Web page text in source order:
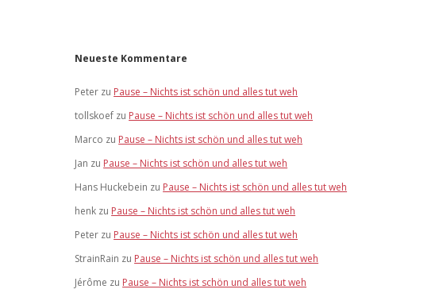
Neueste Kommentare
Peter zu Pause – Nichts ist schön und alles tut weh
tollskoef zu Pause – Nichts ist schön und alles tut weh
Marco zu Pause – Nichts ist schön und alles tut weh
Jan zu Pause – Nichts ist schön und alles tut weh
Hans Huckebein zu Pause – Nichts ist schön und alles tut weh
henk zu Pause – Nichts ist schön und alles tut weh
Peter zu Pause – Nichts ist schön und alles tut weh
StrainRain zu Pause – Nichts ist schön und alles tut weh
Jérôme zu Pause – Nichts ist schön und alles tut weh